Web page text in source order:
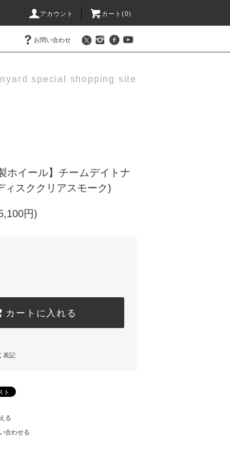
アカウント カート(0)
お問い合わせ
special shopping site
ホイール】チームデイトナ
ィスククリアスモーク)
円)
カートに入れる
表記
る
合わせる